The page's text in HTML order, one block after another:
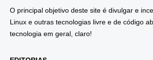
O principal objetivo deste site é divulgar e
Linux e outras tecnologias livre e de código
tecnologia em geral, claro!